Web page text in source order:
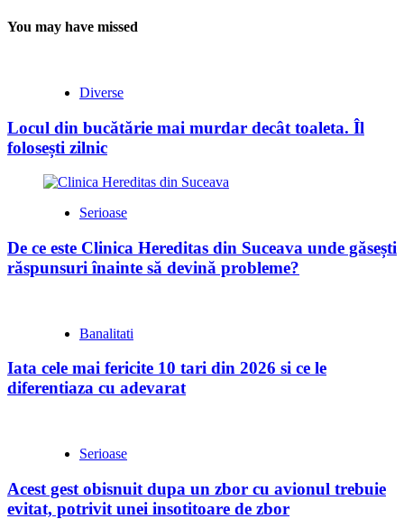
You may have missed
Diverse
Locul din bucătărie mai murdar decât toaleta. Îl
folosești zilnic
Serioase
De ce este Clinica Hereditas din Suceava unde găsești
răspunsuri înainte să devină probleme?
Banalitati
Iata cele mai fericite 10 tari din 2026 si ce le
diferentiaza cu adevarat
Serioase
Acest gest obisnuit dupa un zbor cu avionul trebuie
evitat, potrivit unei insotitoare de zbor